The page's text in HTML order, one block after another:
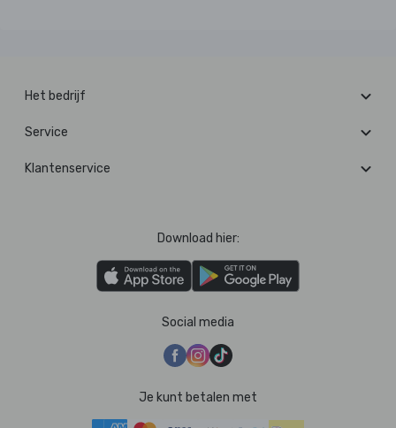
Het bedrijf
Service
Klantenservice
Download hier:
Social media
Je kunt betalen met